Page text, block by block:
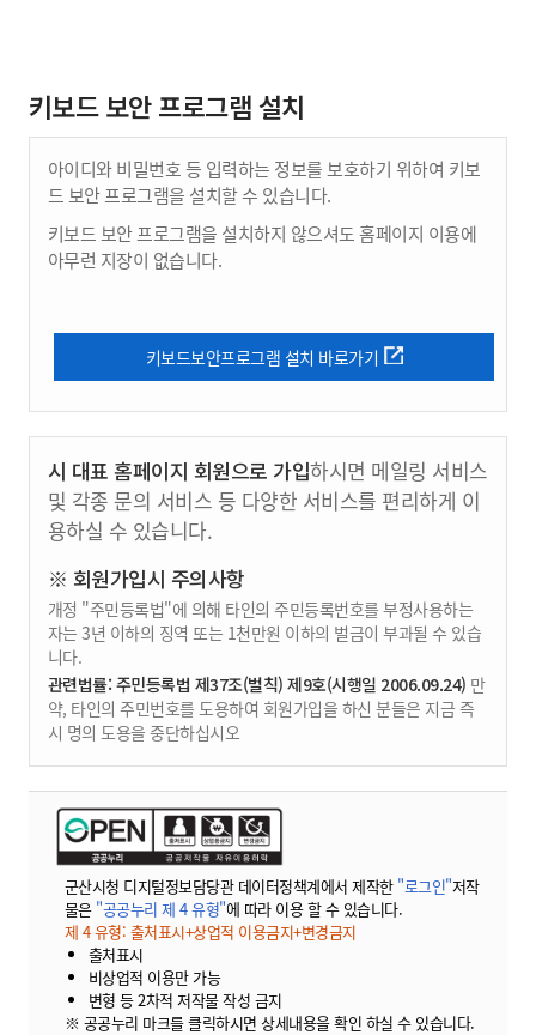
키보드 보안 프로그램 설치
아이디와 비밀번호 등 입력하는 정보를 보호하기 위하여 키보
드 보안 프로그램을 설치할 수 있습니다.
키보드 보안 프로그램을 설치하지 않으셔도 홈페이지 이용에
아무런 지장이 없습니다.
키보드보안프로그램 설치 바로가기
시 대표 홈페이지 회원으로 가입하시면 메일링 서비스
및 각종 문의 서비스 등 다양한 서비스를 편리하게 이
용하실 수 있습니다.
※ 회원가입시 주의사항
개정 "주민등록법"에 의해 타인의 주민등록번호를 부정사용하는
자는 3년 이하의 징역 또는 1천만원 이하의 벌금이 부과될 수 있습
니다.
관련법률: 주민등록법 제37조(벌칙) 제9호(시행일 2006.09.24) 만
약, 타인의 주민번호를 도용하여 회원가입을 하신 분들은 지금 즉
시 명의 도용을 중단하십시오
군산시청 디지털정보담당관 데이터정책계에서 제작한 "로그인"저작
물은 "공공누리 제 4 유형"에 따라 이용 할 수 있습니다.
제 4 유형: 출처표시+상업적 이용금지+변경금지
출처표시
비상업적 이용만 가능
변형 등 2차적 저작물 작성 금지
※ 공공누리 마크를 클릭하시면 상세내용을 확인 하실 수 있습니다.